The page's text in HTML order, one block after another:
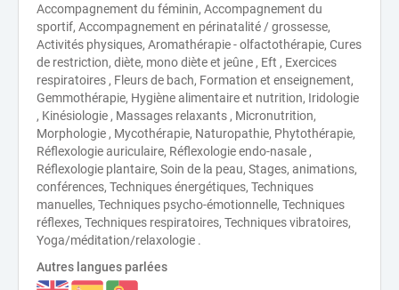
Accompagnement du féminin, Accompagnement du
sportif, Accompagnement en périnatalité / grossesse,
Activités physiques, Aromathérapie - olfactothérapie, Cures
de restriction, diète, mono diète et jeûne , Eft , Exercices
respiratoires , Fleurs de bach, Formation et enseignement,
Gemmothérapie, Hygiène alimentaire et nutrition, Iridologie
, Kinésiologie , Massages relaxants , Micronutrition,
Morphologie , Mycothérapie, Naturopathie, Phytothérapie,
Réflexologie auriculaire, Réflexologie endo-nasale ,
Réflexologie plantaire, Soin de la peau, Stages, animations,
conférences, Techniques énergétiques, Techniques
manuelles, Techniques psycho-émotionnelle, Techniques
réflexes, Techniques respiratoires, Techniques vibratoires,
Yoga/méditation/relaxologie .
Autres langues parlées